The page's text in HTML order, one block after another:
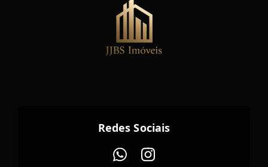
Redes Sociais